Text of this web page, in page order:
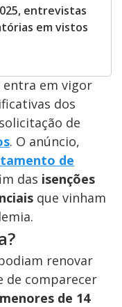
entrevistas
em vistos
entra em vigor
dos
de
. O anúncio,
de
das isenções
que vinham
renovar
de comparecer
menores de 14